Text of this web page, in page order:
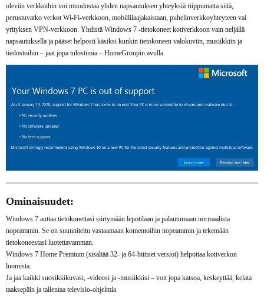
oleviin verkkoihin voi muodostaa yhden napsautuksen yhteyksiä riippumatta siitä,
perustuvatko verkot Wi-Fi-verkkoon, mobiililaajakaistaan, puhelinverkkoyhteyteen vai
yrityksen VPN-verkkoon. Yhdistä Windows 7 -tietokoneet kotiverkkoon vain neljällä
napsautuksella ja pääset helposti käsiksi kunkin tietokoneen valokuviin, musiikkiin ja
tiedostoihin – jaat jopa tulostimia – HomeGroupin avulla.
Ominaisuudet:
Windows 7 auttaa tietokonettasi siirtymään lepotilaan ja palautumaan normaalista
nopeammin. Se on suunniteltu vastaamaan komentoihin nopeammin ja tekemään
tietokoneestasi luotettavamman.
Windows 7 Home Premium (sisältää 32- ja 64-bittiset versiot) helpottaa kotiverkon
luomista.
Ja jaa kaikki suosikkikuvasi, -videosi ja -musiikkisi – voit jopa katsoa, keskeyttää, kelata
taaksepäin ja tallentaa televisio-ohjelmia